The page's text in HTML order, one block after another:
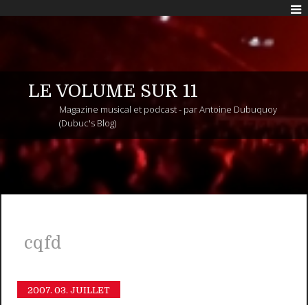
LE VOLUME SUR 11
Magazine musical et podcast - par Antoine Dubuquoy
(Dubuc's Blog)
cqfd
2007. 03. JUILLET